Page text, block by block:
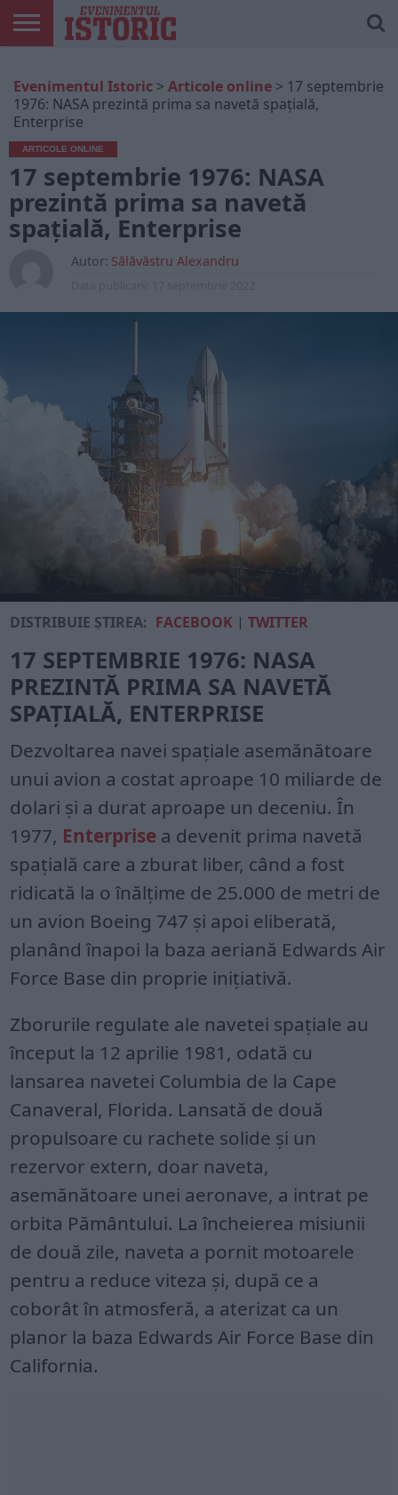
ONLINE
EDIȚII
TIPĂRITE
ISTORIC
PLAY
CONTUL
MEU
Evenimentul Istoric > Articole online > 17 septembrie
1976: NASA prezintă prima sa navetă spațială,
Enterprise
ARTICOLE ONLINE
17 septembrie 1976: NASA
prezintă prima sa navetă
spațială, Enterprise
Autor: Sălăvăstru Alexandru
DISTRIBUIE ȘTIREA: FACEBOOK |TWITTER
17 SEPTEMBRIE 1976: NASA
PREZINTĂ PRIMA SA NAVETĂ
SPAȚIALĂ, ENTERPRISE
Dezvoltarea navei spațiale asemănătoare
unui avion a costat aproape 10 miliarde de
dolari și a durat aproape un deceniu. În
1977, Enterprise a devenit prima navetă
spațială care a zburat liber, când a fost
ridicată la o înălțime de 25.000 de metri de
un avion Boeing 747 și apoi eliberată,
planând înapoi la baza aeriană Edwards Air
Force Base din proprie inițiativă.
Zborurile regulate ale navetei spațiale au
început la 12 aprilie 1981, odată cu
lansarea navetei Columbia de la Cape
Canaveral, Florida. Lansată de două
propulsoare cu rachete solide și un
rezervor extern, doar naveta,
asemănătoare unei aeronave, a intrat pe
orbita Pământului. La încheierea misiunii
de două zile, naveta a pornit motoarele
pentru a reduce viteza și, după ce a
coborât în atmosferă, a aterizat ca un
planor la baza Edwards Air Force Base din
California.